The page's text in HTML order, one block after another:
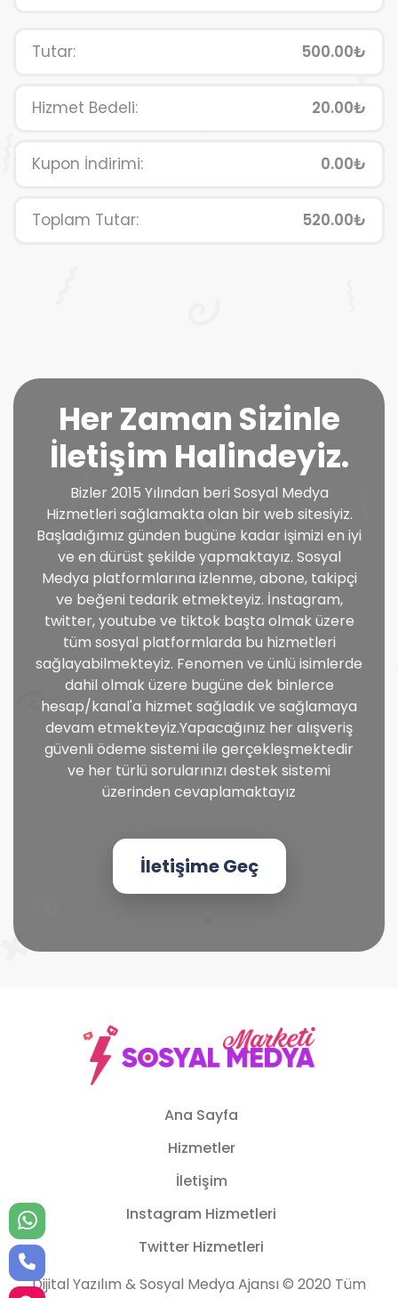
Tutar: 500.00₺
Hizmet Bedeli: 20.00₺
Kupon İndirimi: 0.00₺
Toplam Tutar: 520.00₺
Her Zaman Sizinle
İletişim Halindeyiz.
Bizler 2015 Yılından beri Sosyal Medya
Hizmetleri sağlamakta olan bir web sitesiyiz.
Başladığımız günden bugüne kadar işimizi en iyi
ve en dürüst şekilde yapmaktayız. Sosyal
Medya platformlarına izlenme, abone, takipçi
ve beğeni tedarik etmekteyiz. İnstagram,
twitter, youtube ve tiktok başta olmak üzere
tüm sosyal platformlarda bu hizmetleri
sağlayabilmekteyiz. Fenomen ve ünlü isimlerde
dahil olmak üzere bugüne dek binlerce
hesap/kanal'a hizmet sağladık ve sağlamaya
devam etmekteyiz.Yapacağınız her alışveriş
güvenli ödeme sistemi ile gerçekleşmektedir
ve her türlü sorularınızı destek sistemi
üzerinden cevaplamaktayız
İletişime Geç
Ana Sayfa
Hizmetler
İletişim
Instagram Hizmetleri
Twitter Hizmetleri
Dijital Yazılım & Sosyal Medya Ajansı © 2020 Tüm